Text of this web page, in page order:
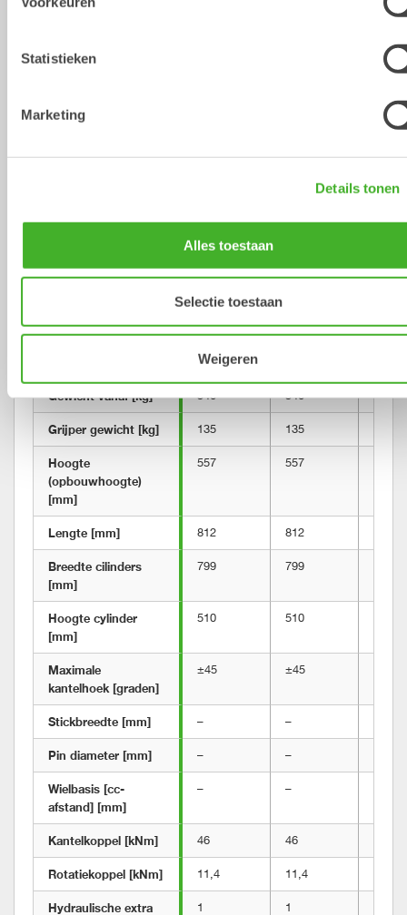
Statistieken
Marketing
Details tonen
Alles toestaan
Selectie toestaan
Weigeren
Technische specificatie
DF
Tiltrotator
S60 SQ60 S60
Machine gewicht
15-20 15-20 15-20
Maximaal
180 180 180
Gewicht vanaf [kg] 540 540 540
Grijper gewicht [kg] 135 135
Hoogte
(opbouwhoogte)
[mm]
557 557
Lengte [mm] 812 812
Breedte cilinders
[mm]
799 799
Hoogte cylinder
[mm]
510 510
Maximale
kantelhoek [graden]
±45 ±45
Stickbreedte [mm] – –
Pin diameter [mm] – –
Wielbasis [cc-
afstand] [mm]
– –
Kantelkoppel [kNm] 46 46
Rotatiekoppel [kNm] 11,4 11,4
Hydraulische extra
1 1